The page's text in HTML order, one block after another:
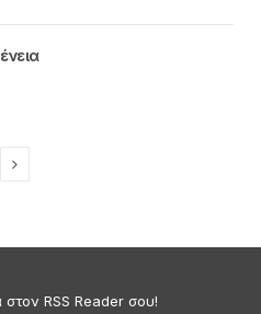
Next
RSS Reader σου!